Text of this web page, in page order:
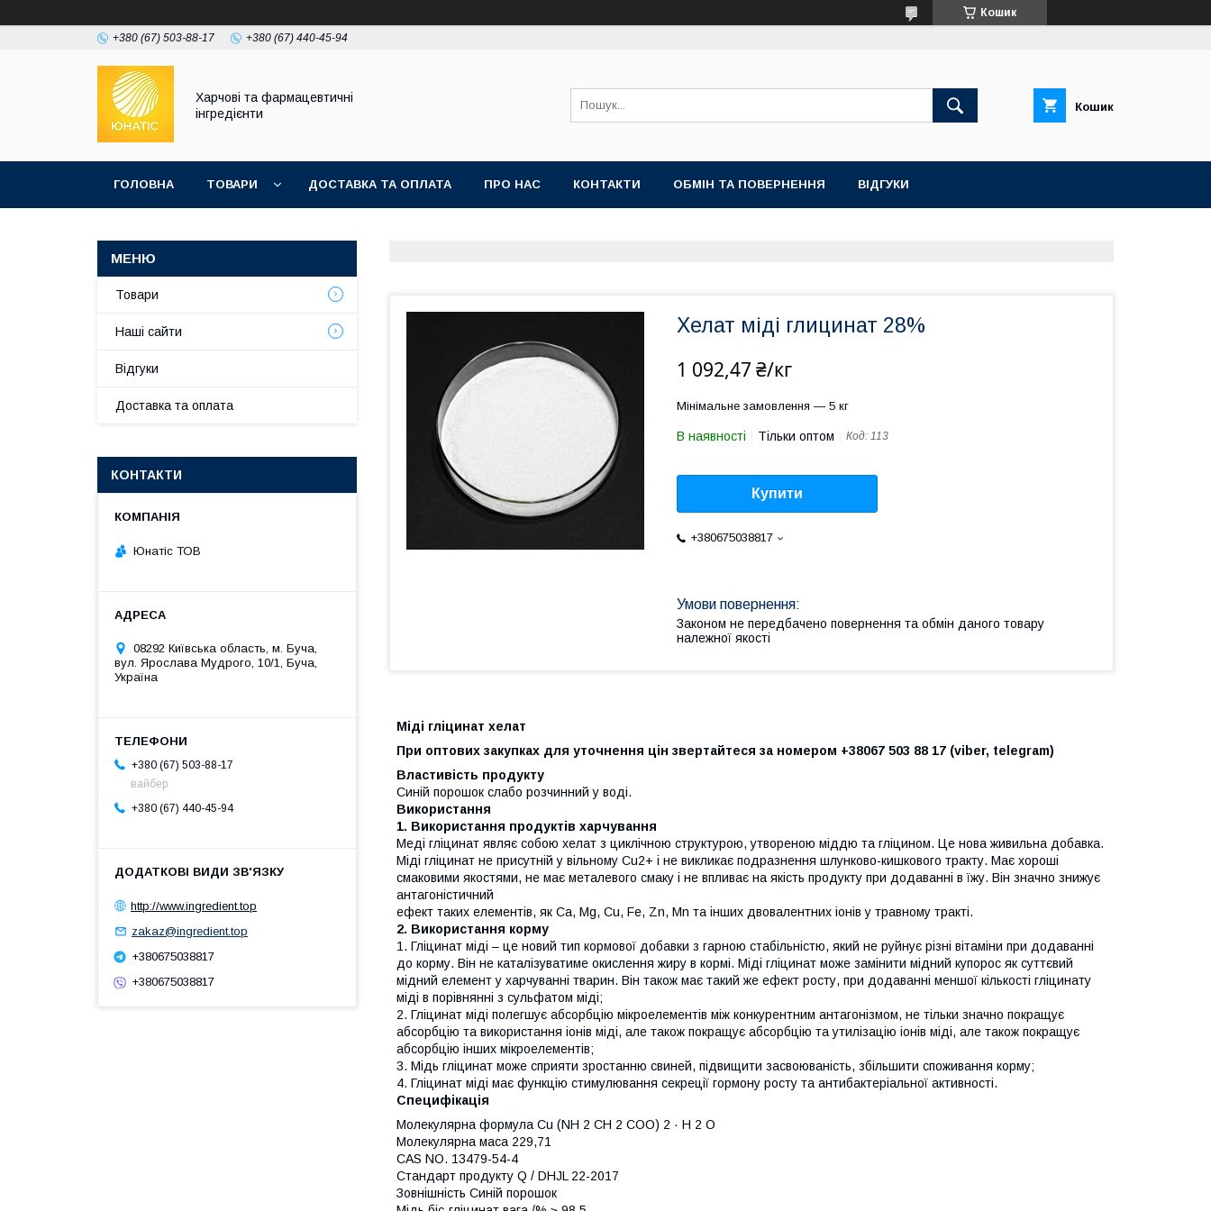
Кошик
+380 (67) 503-88-17 +380 (67) 440-45-94
Харчові та фармацевтичні
інгредієнти
Кошик
ГОЛОВНА ТОВАРИ ДОСТАВКА ТА ОПЛАТА ПРО НАС КОНТАКТИ ОБМІН ТА ПОВЕРНЕННЯ ВІДГУКИ
Хелат міді глицинат 28%
1 092,47 ₴/кг
Мінімальне замовлення — 5 кг
В наявності Тільки оптом Код: 113
Купити
+380675038817
Законом не передбачено повернення та обмін даного товару
належної якості
Міді гліцинат хелат
При оптових закупках для уточнення цін звертайтеся за номером +38067 503 88 17 (viber, telegram)
Властивість продукту
Синій порошок слабо розчинний у воді.
Використання
1. Використання продуктів харчування
Меді гліцинат являє собою хелат з циклічною структурою, утвореною міддю та гліцином. Це нова живильна добавка.
Міді гліцинат не присутній у вільному Cu2+ і не викликає подразнення шлунково-кишкового тракту. Має хороші
смаковими якостями, не має металевого смаку і не впливає на якість продукту при додаванні в їжу. Він значно знижує
антагоністичний
ефект таких елементів, як Ca, Mg, Cu, Fe, Zn, Mn та інших двовалентних іонів у травному тракті.
2. Використання корму
1. Гліцинат міді – це новий тип кормової добавки з гарною стабільністю, який не руйнує різні вітаміни при додаванні
до корму. Він не каталізуватиме окислення жиру в кормі. Міді гліцинат може замінити мідний купорос як суттєвий
мідний елемент у харчуванні тварин. Він також має такий же ефект росту, при додаванні меншої кількості гліцинату
міді в порівнянні з сульфатом міді;
2. Гліцинат міді полегшує абсорбцію мікроелементів між конкурентним антагонізмом, не тільки значно покращує
абсорбцію та використання іонів міді, але також покращує абсорбцію та утилізацію іонів міді, але також покращує
абсорбцію інших мікроелементів;
3. Мідь гліцинат може сприяти зростанню свиней, підвищити засвоюваність, збільшити споживання корму;
4. Гліцинат міді має функцію стимулювання секреції гормону росту та антибактеріальної активності.
Специфікація
Молекулярна формула Cu (NH 2 CH 2 COO) 2 · H 2 O
Молекулярна маса 229,71
CAS NO. 13479-54-4
Стандарт продукту Q / DHJL 22-2017
Зовнішність Синій порошок
Товари
Наші сайти
Відгуки
Доставка та оплата
КОНТАКТИ
Юнатіс ТОВ
08292 Київська область, м. Буча,
вул. Ярослава Мудрого, 10/1, Буча,
Україна
+380 (67) 503-88-17
вайбер
+380 (67) 440-45-94
http://www.ingredient.top
zakaz@ingredient.top
+380675038817
+380675038817